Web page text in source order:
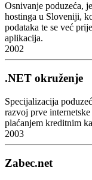
Osnivanje poduzeća,
hostinga u Sloveniji,
podataka te se već
aplikacija.
2002
.NET okruženje
Specijalizacija
razvoj prve
plaćanjem kreditnim
2003
Zabec.net